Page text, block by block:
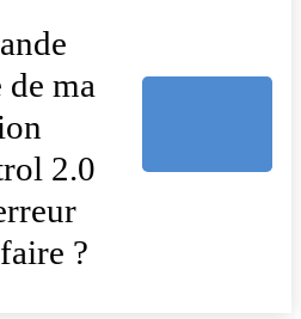
ma
2.0
?